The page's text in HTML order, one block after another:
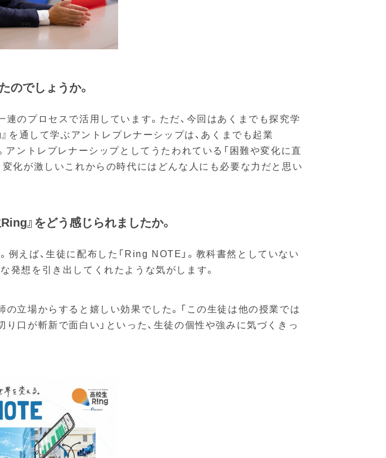
のでしょうか。
のプロセスで活用しています。ただ、今回はあくまでも探究学
を通して学ぶアントレプレナーシップは、あくまでも起業
ントレプレナーシップとしてうたわれている「困難や変化に直
化が激しいこれからの時代にはどんな人にも必要な力だと思い
』をどう感じられましたか。
えば、生徒に配布した「Ring NOTE」。教科書然としていない
発想を引き出してくれたような気がします。
立場からすると嬉しい効果でした。「この生徒は他の授業では
口が斬新で面白い」といった、生徒の個性や強みに気づくきっ